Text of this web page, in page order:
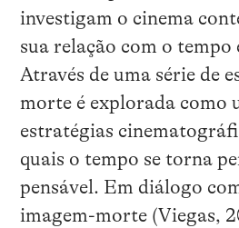
investigam o cinema
sua relação com o tempo
Através de uma série de
morte é explorada como
estratégias
quais o tempo se torna
pensável. Em diálogo
imagem-morte (Viegas,